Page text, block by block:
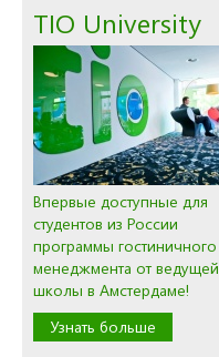
TIO University
Впервые доступные для
студентов из России
программы гостиничного
менеджмента от ведущей
школы в Амстердаме!
Узнать больше